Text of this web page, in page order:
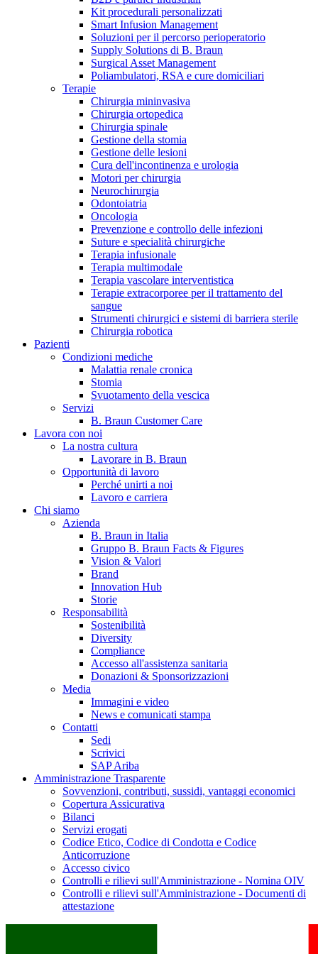
Catalogo prodotti
Trova il prodotto che stai cercando. Visita il catalogo B.
Braun con il nostro portfolio completo.
Hai domande o richieste? Scrivici per entrare subito in
contatto con un nostro referente.
B. Braun in Italia
Scopri chi siamo ed entra nel mondo di B. Braun in Italia: 4
sedi, 4 aziende, più di 700 dipendenti e un Centro di
Eccellenza a livello globale.
Kit procedurali personalizzati
Smart Infusion Management
Soluzioni per il percorso perioperatorio
Supply Solutions di B. Braun
Surgical Asset Management
Poliambulatori, RSA e cure domiciliari
Terapie
Chirurgia mininvasiva
Chirurgia ortopedica
Chirurgia spinale
Gestione della stomia
Gestione delle lesioni
Cura dell'incontinenza e urologia
Motori per chirurgia
Neurochirurgia
Odontoiatria
Oncologia
Prevenzione e controllo delle infezioni
Suture e specialità chirurgiche
Terapia infusionale
Terapia multimodale
Terapia vascolare interventistica
Terapie extracorporee per il trattamento del
sangue
Strumenti chirurgici e sistemi di barriera sterile
Chirurgia robotica
Pazienti
Condizioni mediche
Malattia renale cronica
Stomia
Svuotamento della vescica
Servizi
B. Braun Customer Care
Lavora con noi
La nostra cultura
Lavorare in B. Braun
Opportunità di lavoro
Perché unirti a noi
Lavoro e carriera
Chi siamo
Azienda
B. Braun in Italia
Gruppo B. Braun Facts & Figures
Vision & Valori
Brand
Innovation Hub
Storie
Responsabilità
Sostenibilità
Diversity
Compliance
Accesso all'assistenza sanitaria
Donazioni & Sponsorizzazioni
Media
Immagini e video
News e comunicati stampa
Contatti
Sedi
Scrivici
SAP Ariba
Amministrazione Trasparente
Sovvenzioni, contributi, sussidi, vantaggi economici
Copertura Assicurativa
Bilanci
Servizi erogati
Codice Etico, Codice di Condotta e Codice
Anticorruzione
Accesso civico
Controlli e rilievi sull'Amministrazione - Nomina OIV
Controlli e rilievi sull'Amministrazione - Documenti di
attestazione